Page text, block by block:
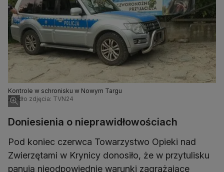
Kontrole w schronisku w Nowym Targu
Źródło zdjęcia: TVN24
Doniesienia o nieprawidłowościach
Pod koniec czerwca Towarzystwo Opieki nad
Zwierzętami w Krynicy donosiło, że w przytulisku
panują nieodpowiednie warunki zagrażające